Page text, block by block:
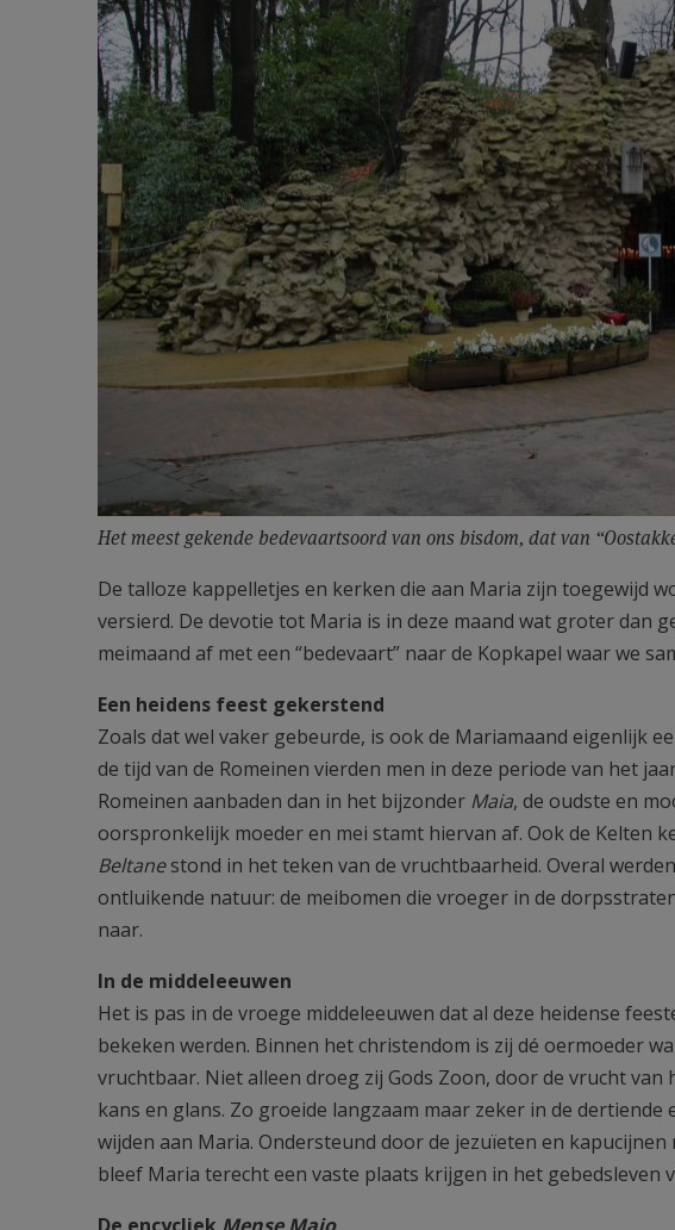
Het meest gekende bedevaartsoord van ons bisdom, dat van
De talloze kappelletjes en kerken die aan Maria zijn toegewijd
versierd. De devotie tot Maria is in deze maand wat groter dan
meimaand af met een “bedevaart” naar de Kopkapel waar we
Een heidens feest gekerstend
Zoals dat wel vaker gebeurde, is ook de Mariamaand eigenlijk
de tijd van de Romeinen vierden men in deze periode van het
Romeinen aanbaden dan in het bijzonder Maia, de oudste en
oorspronkelijk moeder en mei stamt hiervan af. Ook de Kelten
Beltanestond in het teken van de vruchtbaarheid. Overal
ontluikende natuur: de meibomen die vroeger in de
naar.
In de middeleeuwen
Het is pas in de vroege middeleeuwen dat al deze heidense
bekeken werden. Binnen het christendom is zij dé oermoeder
vruchtbaar. Niet alleen droeg zij Gods Zoon, door de vrucht
kans en glans. Zo groeide langzaam maar zeker in de
wijden aan Maria. Ondersteund door de jezuïeten en
bleef Maria terecht een vaste plaats krijgen in het gebedsleven